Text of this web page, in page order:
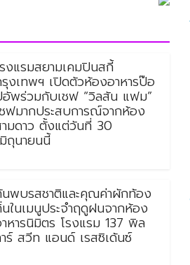
งแรมสยามเคมปินสกี้
งเทพฯ เปิดตัวห้องอาหารป๊อ
พร่วมกับเชฟ “วิลสัน แฟม”
ฟมากประสบการณ์จากห้อง
ามดาว ตั้งแต่วันที่ 30
นายนนี้
พบรสชาติและคุณค่าผักท้อง
ในเมนูประจำฤดูฝนจากห้อง
หารนิมิตร โรงแรม 137 พิล
ร์ สวีท แอนด์ เรสซิเด้นซ์